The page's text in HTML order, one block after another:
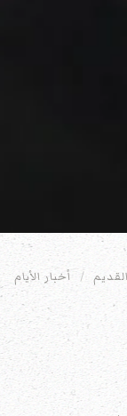
أخبار الأيام